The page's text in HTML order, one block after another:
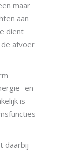
maar
aan
dient
de afvoer
en
is
daarbij